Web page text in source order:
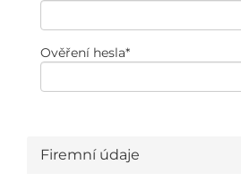
Ověření hesla*
Firemní údaje